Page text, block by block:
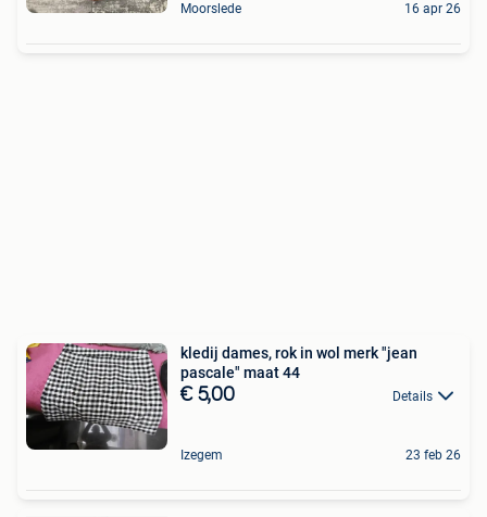
Moorslede 16 apr 26
kledij dames, rok in wol merk "jean
pascale" maat 44
€ 5,00 Details
Izegem 23 feb 26